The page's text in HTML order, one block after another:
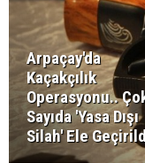
Arpaçay'da
Kaçakçılık
Operasyonu..
Sayıda 'Yasa Dışı
Silah' Ele